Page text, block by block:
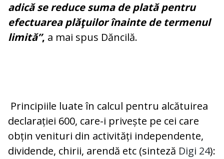
adică se reduce suma de plată pentru
efectuarea plăţuilor înainte de termenul
limită”, a mai spus Dăncilă.
Principiile luate în calcul pentru alcătuirea
declarației 600, care-i privește pe cei care
obțin venituri din activități independente,
dividende, chirii, arendă etc (sinteză Digi 24):